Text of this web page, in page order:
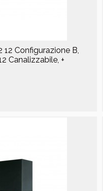
12 Configurazione B,
Canalizzabile, +